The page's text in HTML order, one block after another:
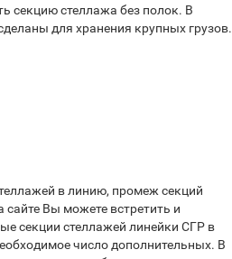
секцию стеллажа без полок. В
для хранения крупных грузов.
в линию, промеж секций
сайте Вы можете встретить и
секции стеллажей линейки СГР в
число дополнительных. В